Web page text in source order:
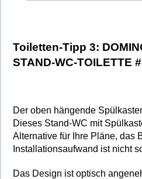
Toiletten-Tipp 3:
STAND-WC-TOILETTE
Der oben hängende
Dieses Stand-WC mit
Alternative für Ihre Pläne, das
Installationsaufwand ist nicht
Das Design ist optisch